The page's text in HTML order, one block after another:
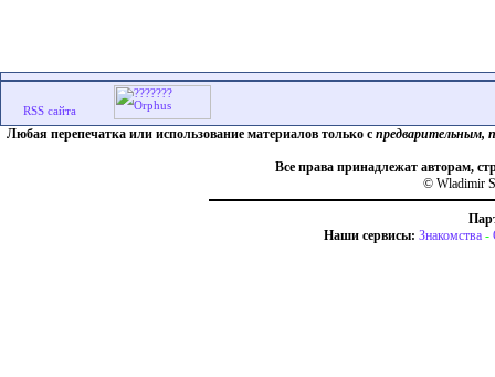
Любая перепечатка или использование материалов только с предварительным,
Все права принадлежат авторам,
© Wladimir
Наши сервисы: Знакомства -